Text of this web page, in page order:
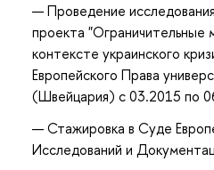
Проведение исследования
проекта "Ограничительные
контексте украинского
Европейского Права
(Швейцария) с 03.2015 по
Стажировка в Суде
Исследований и